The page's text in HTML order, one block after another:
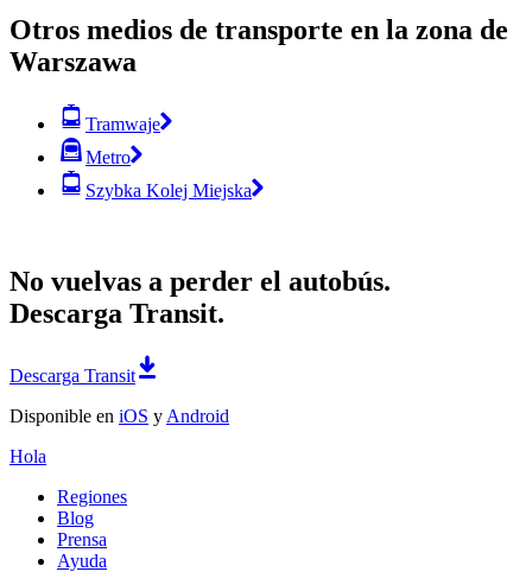
Otros medios de transporte en la zona de
Warszawa
Tramwaje
Metro
Szybka Kolej Miejska
No vuelvas a perder el autobús.
Descarga Transit.
Descarga Transit
Disponible en iOS y Android
Hola
Regiones
Blog
Prensa
Ayuda